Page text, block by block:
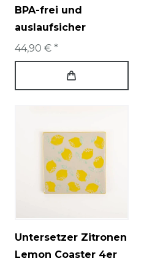
BPA-frei und
auslaufsicher
44,90 € *
Untersetzer Zitronen
Lemon Coaster 4er